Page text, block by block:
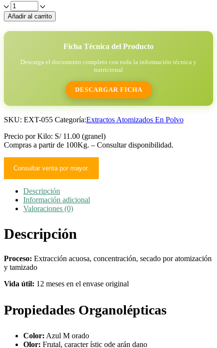
Extracto
de
Arándano
Azul
Añadir al carrito
Ficha Técnica del Producto
Descarga el documento completo con toda la información técnica y
nutricional
DESCARGAR FICHA
SKU: EXT-055 Categoría:Extractos Atomizados En Polvo
Precio por Kilo: S/ 11.00 (granel)
Compras a partir de 100Kg. – Consultar disponibilidad.
Consultar venta por mayor.
Descripción
Información adicional
Valoraciones (0)
Descripción
Proceso: Extracción acuosa, concentración, secado por atomización
y tamizado
Vida útil: 12 meses en el envase original
Propiedades Organolépticas
Color: Azul M orado
Olor: Frutal, caracter ístic ode arán dano